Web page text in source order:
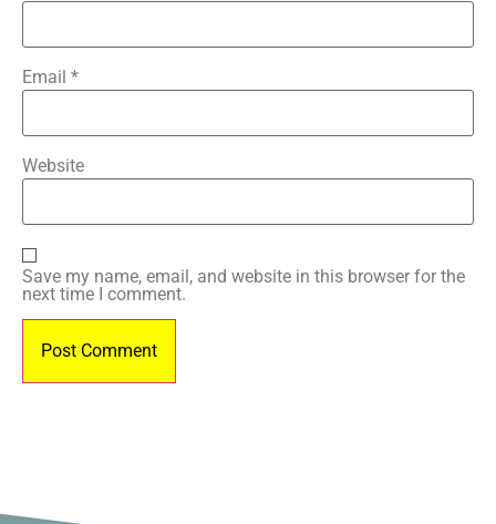
Email *
Website
Save my name, email, and website in this browser for the
next time I comment.